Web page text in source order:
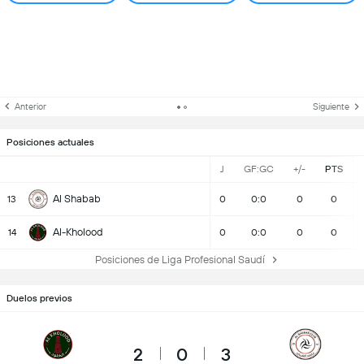
Anterior Siguiente
Posiciones actuales
J GF:GC +/- PTS
13 Al Shabab 0 0:0 0 0
14 Al-Kholood 0 0:0 0 0
Posiciones de Liga Profesional Saudí
Duelos previos
2 0 3